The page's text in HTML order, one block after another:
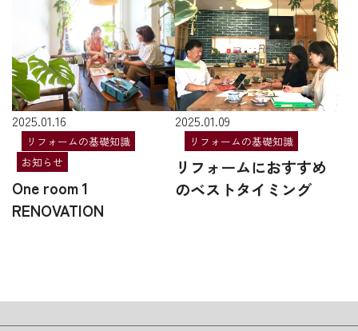
2025.01.16
リフォームの基礎知識
お知らせ
One room 1
RENOVATION
2025.01.09
リフォームの基礎知識
リフォームにおすすめ
のベストタイミング